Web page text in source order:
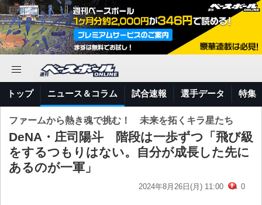
トップ ニュース＆コラム 試合速報 選手データ 特集
ファームから熱き魂で挑む！ 未来を拓くキラ星たち
DeNA・庄司陽斗 階段は一歩ずつ「飛び級
をするつもりはない。自分が成長した先に
あるのが一軍」
2024年8月26日(月) 11:00 0